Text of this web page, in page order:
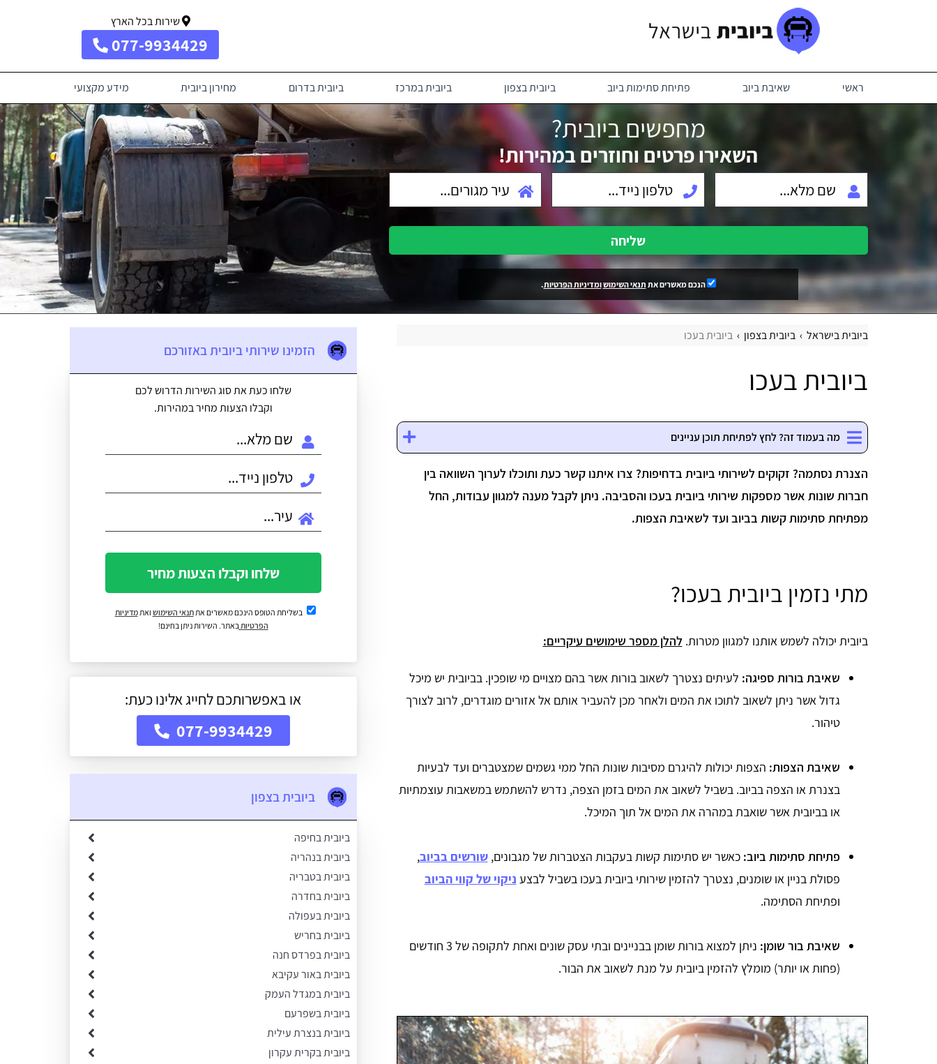
שירות בכל הארץ
077-9934429
ראשי שאיבת ביוב פתיחת סתימות ביוב ביובית בצפון ביובית במרכז ביובית בדרום מחירון ביובית מידע מקצועי
מחפשים ביובית?
השאירו פרטים וחוזרים במהירות!
שליחה
הנכם מאשרים את תנאי השימושומדיניות הפרטיות.
ביובית בישראל ביובית בצפון ביובית בעכו
ביובית בעכו
מה בעמוד זה? לחץ לפתיחת תוכן עניינים
הצנרת נסתמה? זקוקים לשירותי ביובית בדחיפות? צרו איתנו קשר כעת ותוכלו לערוך השוואה בין
חברות שונות אשר מספקות שירותי ביובית בעכו והסביבה. ניתן לקבל מענה למגוון עבודות, החל
מפתיחת סתימות קשות בביוב ועד לשאיבת הצפות.
מתי נזמין ביובית בעכו?
ביובית יכולה לשמש אותנו למגוון מטרות. להלן מספר שימושים עיקריים:
שאיבת בורות ספיגה: לעיתים נצטרך לשאוב בורות אשר בהם מצויים מי שופכין. בביובית יש מיכל
גדול אשר ניתן לשאוב לתוכו את המים ולאחר מכן להעביר אותם אל אזורים מוגדרים, לרוב לצורך
טיהור.
שאיבת הצפות: הצפות יכולות להיגרם מסיבות שונות החל ממי גשמים שמצטברים ועד לבעיות
בצנרת או הצפה בביוב. בשביל לשאוב את המים בזמן הצפה, נדרש להשתמש במשאבות עוצמתיות
או בביובית אשר שואבת במהרה את המים אל תוך המיכל.
פתיחת סתימות ביוב:כאשר יש סתימות קשות בעקבות הצטברות של מגבונים,שורשים בביוב,
פסולת בניין או שומנים, נצטרך להזמין שירותי ביובית בעכו בשביל לבצע ניקוי של קווי הביוב
ופתיחת הסתימה.
שאיבת בור שומן:
ניתן למצוא בורות שומן בבניינים ובתי עסק שונים ואחת לתקופה של 3 חודשים
(פחות או יותר) מומלץ להזמין ביובית על מנת לשאוב את הבור.
הזמינו שירותי ביובית באזורכם
שלחו כעת את סוג השירות הדרוש לכם
וקבלו הצעות מחיר במהירות.
שלחו וקבלו הצעות מחיר
בשליחת הטופס הינכם מאשרים אתתנאי השימוש ואתמדיניות
הפרטיותבאתר. השירות ניתן בחינם!
או באפשרותכם לחייג אלינו כעת:
077-9934429
ביובית בצפון
ביובית בחיפה
ביובית בנהריה
ביובית בטבריה
ביובית בחדרה
ביובית בעפולה
ביובית בחריש
ביובית בפרדס חנה
ביובית באור עקיבא
ביובית במגדל העמק
ביובית בשפרעם
ביובית בנצרת עילית
ביובית בקרית עקרון